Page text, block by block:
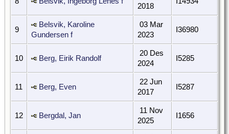
2018
9
Belsvik, Karoline
Gundersen f
03 Mar
2023
I36980
10 Berg, Eirik Randolf
20 Des
2024
I5285
11 Berg, Even
22 Jun
2017
I5287
12 Bergdal, Jan
11 Nov
2025
I1656